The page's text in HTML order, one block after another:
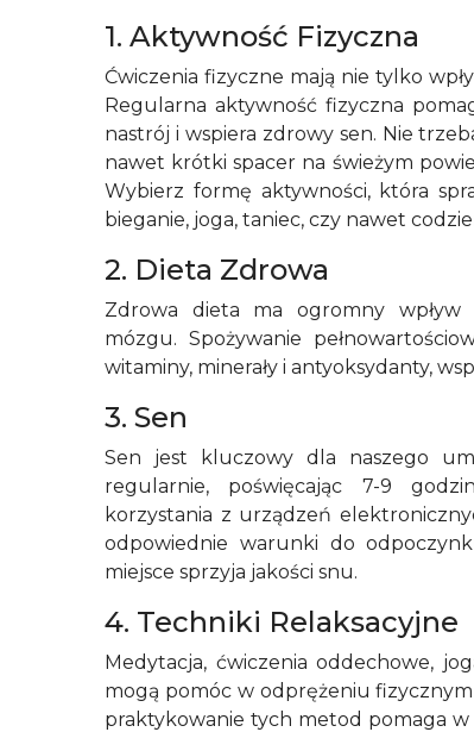
1. Aktywność Fizyczna
Ćwiczenia fizyczne mają nie tylko
Regularna aktywność fizyczna
nastrój i wspiera zdrowy sen. Nie
nawet krótki spacer na świeżym
Wybierz formę aktywności, która
bieganie, joga, taniec, czy nawet
2. Dieta Zdrowa
Zdrowa dieta ma ogromny wpływ
mózgu. Spożywanie
witaminy, minerały i antyoksydanty,
3. Sen
Sen jest kluczowy dla naszego
regularnie, poświęcając 7-9
korzystania z urządzeń
odpowiednie warunki do
miejsce sprzyja jakości snu.
4. Techniki Relaksacyjne
Medytacja, ćwiczenia oddechowe,
mogą pomóc w odprężeniu
praktykowanie tych metod pomaga